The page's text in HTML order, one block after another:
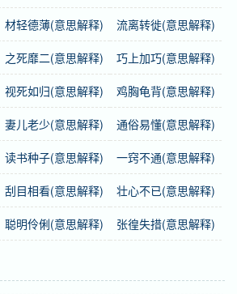
用于书面语。
zǐ yú
于
guī
归
材轻德薄(意思解释) 流离转徙(意思解释)
之死靡二(意思解释) 巧上加巧(意思解释)
视死如归(意思解释) 鸡胸龟背(意思解释)
妻儿老少(意思解释) 通俗易懂(意思解释)
读书种子(意思解释) 一窍不通(意思解释)
刮目相看(意思解释) 壮心不已(意思解释)
聪明伶俐(意思解释) 张徨失措(意思解释)
(意思解释)